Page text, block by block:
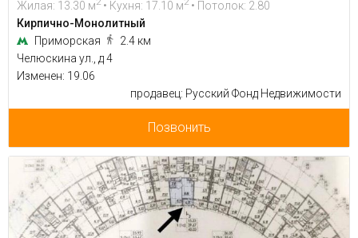
Жилая: 13.30 м
• Кухня: 17.10 м
• Потолок: 2.80
Кирпично-Монолитный
Приморская
2.4 км
Челюскина ул., д 4
Изменен: 19.06
продавец: Русский Фонд Недвижимости
Позвонить